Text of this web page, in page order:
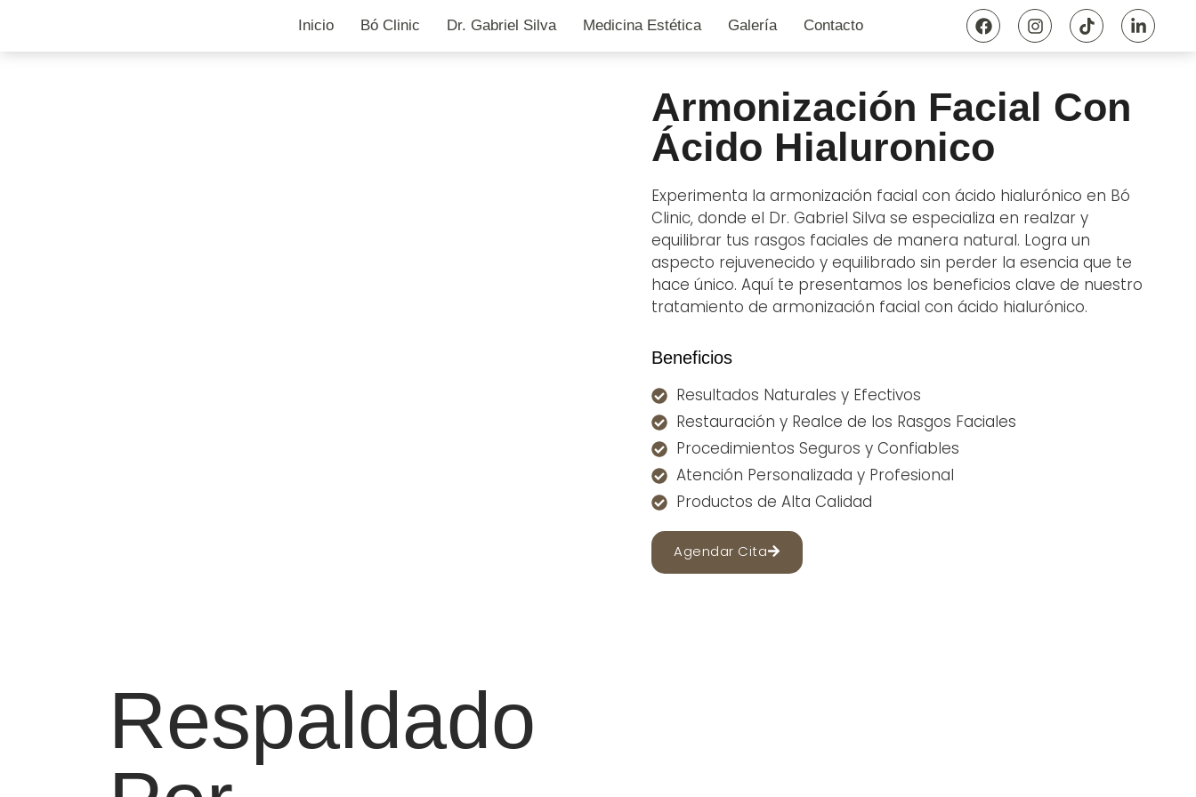
Inicio Bó Clinic Dr. Gabriel Silva Medicina Estética Galería Contacto
Armonización Facial Con
Ácido Hialuronico
Experimenta la armonización facial con ácido hialurónico en Bó
Clinic, donde el Dr. Gabriel Silva se especializa en realzar y
equilibrar tus rasgos faciales de manera natural. Logra un
aspecto rejuvenecido y equilibrado sin perder la esencia que te
hace único. Aquí te presentamos los beneficios clave de nuestro
tratamiento de armonización facial con ácido hialurónico.
Beneficios
Resultados Naturales y Efectivos
Restauración y Realce de los Rasgos Faciales
Procedimientos Seguros y Confiables
Atención Personalizada y Profesional
Productos de Alta Calidad
Agendar Cita
Respaldado